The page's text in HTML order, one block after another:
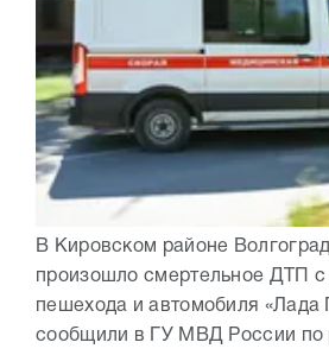
В Кировском районе
произошло смертельное ДТП с
пешехода и автомобиля «Лада
сообщили в ГУ МВД России по